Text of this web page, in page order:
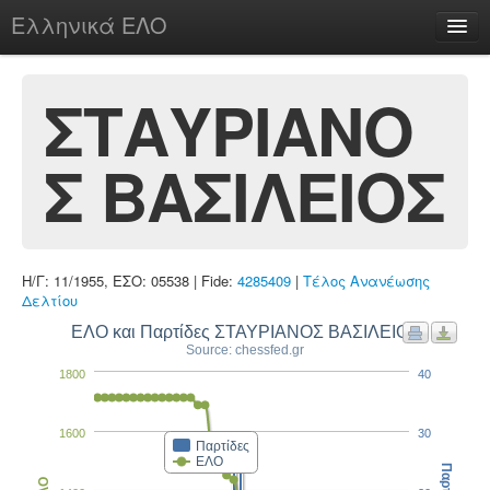
Ελληνικά ΕΛΟ
chesstu.be @ discord
Login
ΣΤΑΥΡΙΑΝΟ
Σ ΒΑΣΙΛΕΙΟΣ
Η/Γ: 11/1955, ΕΣΟ: 05538 | Fide: 4285409 | Τέλος Ανανέωσης
Δελτίου
ΕΛΟ και Παρτίδες ΣΤΑΥΡΙΑΝΟΣ ΒΑΣΙΛΕΙΟΣ
Source: chessfed.gr
Παρτίδες
ΕΛΟ
1600
1800
30
40